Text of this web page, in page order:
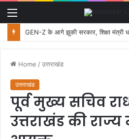
GEN-Z के आगे झुकी सरकार, शिक्षा मंत्री
Home /उत्तराखंड
उत्तराखंड
पूर्व मुख्य सचिव
उत्तराखंड की